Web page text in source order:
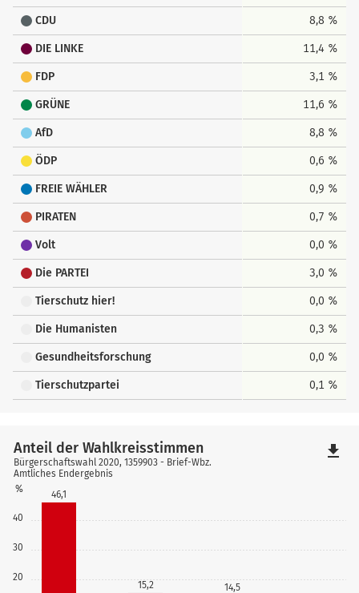
CDU 8,8 %
DIE LINKE 11,4 %
FDP 3,1 %
GRÜNE 11,6 %
AfD 8,8 %
ÖDP 0,6 %
FREIE WÄHLER 0,9 %
PIRATEN 0,7 %
Volt 0,0 %
Die PARTEI 3,0 %
Tierschutz hier! 0,0 %
Die Humanisten 0,3 %
Gesundheitsforschung 0,0 %
Tierschutzpartei 0,1 %
20
30
40
%
46,1
15,2
14,5
Anteil der Wahlkreisstimmen
Bürgerschaftswahl 2020, 1359903 - Brief-Wbz.
Amtliches Endergebnis
file_download